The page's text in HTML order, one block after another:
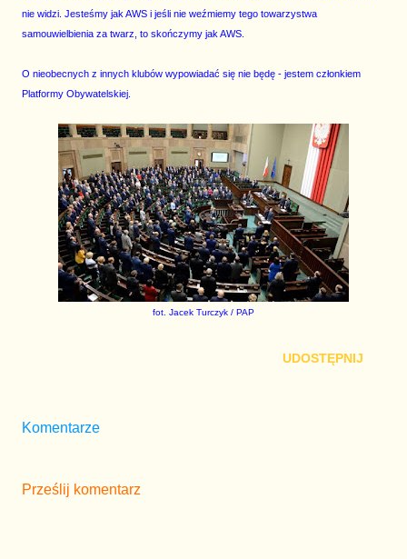
nie widzi. Jesteśmy jak AWS i jeśli nie weźmiemy tego towarzystwa
samouwielbienia za twarz, to skończymy jak AWS.
O nieobecnych z innych klubów wypowiadać się nie będę - jestem członkiem
Platformy Obywatelskiej.
fot. Jacek Turczyk / PAP
UDOSTĘPNIJ
Komentarze
Prześlij komentarz